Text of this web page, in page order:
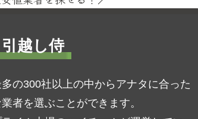
越し侍
の300社以上の中からアナタに合った
者を選ぶことができます。